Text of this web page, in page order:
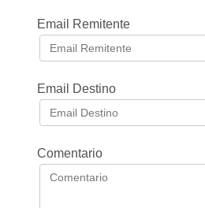
Email Remitente
Email Destino
Comentario